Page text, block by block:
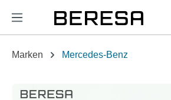
springen
Marken Mercedes-Benz
Bildergalerie überspringen